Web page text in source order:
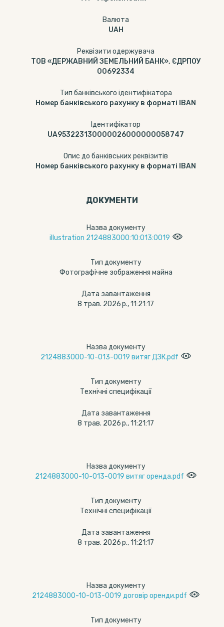
Валюта
UAH
Реквізити одержувача
ТОВ «ДЕРЖАВНИЙ ЗЕМЕЛЬНИЙ БАНК», ЄДРПОУ
00692334
Тип банківського ідентифікатора
Номер банківського рахунку в форматі IBAN
Ідентифікатор
UA953223130000026000000058747
Опис до банківських реквізитів
Номер банківського рахунку в форматі IBAN
ДОКУМЕНТИ
Назва документу
illustration 2124883000:10:013:0019
Тип документу
Фотографічне зображення майна
Дата завантаження
8 трав. 2026 р., 11:21:17
Назва документу
2124883000-10-013-0019 витяг ДЗК.pdf
Тип документу
Технічні специфікації
Дата завантаження
8 трав. 2026 р., 11:21:17
Назва документу
2124883000-10-013-0019 витяг оренда.pdf
Тип документу
Технічні специфікації
Дата завантаження
8 трав. 2026 р., 11:21:17
Назва документу
2124883000-10-013-0019 договір оренди.pdf
Тип документу